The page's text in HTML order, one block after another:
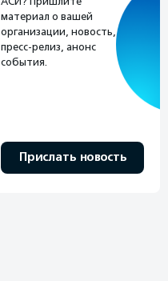
материал о вашей
организации, новость,
пресс-релиз, анонс
события.
Прислать новость